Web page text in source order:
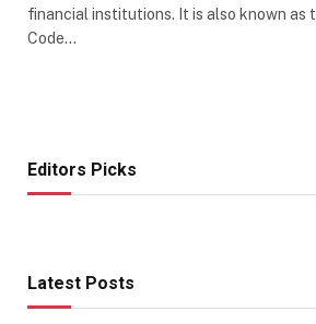
financial institutions. It is also known as
Code…
Editors Picks
Latest Posts